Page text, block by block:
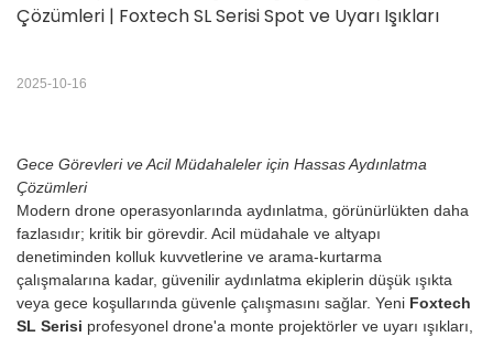
Çözümleri | Foxtech SL Serisi Spot ve Uyarı Işıkları
2025-10-16
Gece Görevleri ve Acil Müdahaleler için Hassas Aydınlatma
Çözümleri
Modern drone operasyonlarında aydınlatma, görünürlükten daha
fazlasıdır; kritik bir görevdir. Acil müdahale ve altyapı
denetiminden kolluk kuvvetlerine ve arama-kurtarma
çalışmalarına kadar, güvenilir aydınlatma ekiplerin düşük ışıkta
veya gece koşullarında güvenle çalışmasını sağlar. Yeni Foxtech
SL Serisi profesyonel drone'a monte projektörler ve uyarı ışıkları,